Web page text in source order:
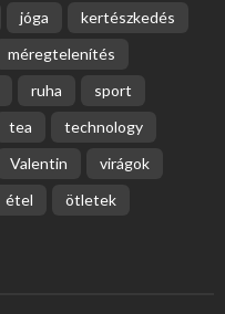
jóga
kertészkedés
méregtelenítés
ruha
sport
tea
technology
Valentin
virágok
étel ötletek